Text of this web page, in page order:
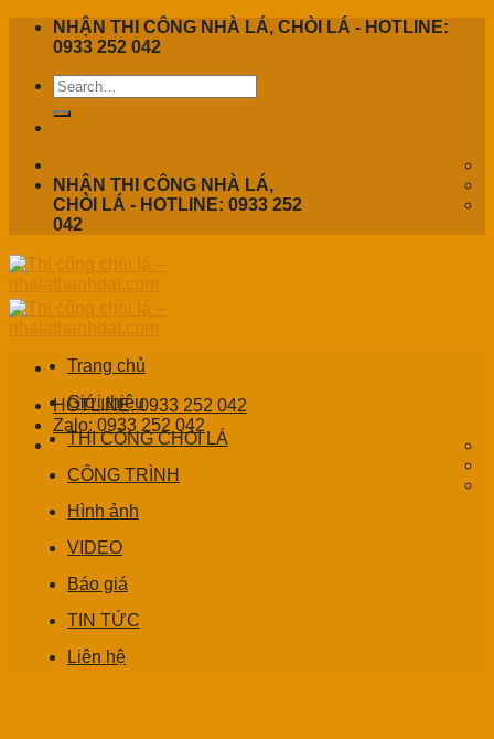
Skip
NHẬN THI CÔNG NHÀ LÁ, CHÒI LÁ - HOTLINE:
0933 252 042
NHẬN THI CÔNG NHÀ LÁ,
CHÒI LÁ - HOTLINE: 0933 252
042
HOTLINE: 0933 252 042
Zalo: 0933 252 042
Trang chủ
Giới thiệu
THI CÔNG CHÒI LÁ
CÔNG TRÌNH
Hình ảnh
VIDEO
Báo giá
TIN TỨC
Liên hệ